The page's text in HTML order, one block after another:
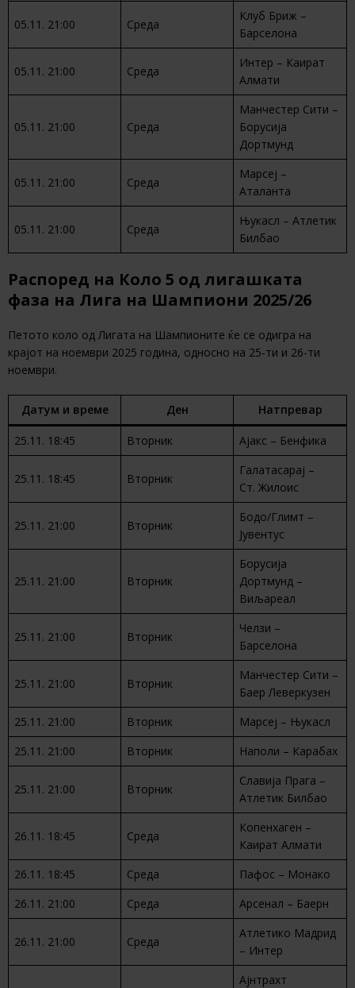
05.11. 21:00 Среда
Клуб Бриж –
Барселона
05.11. 21:00 Среда
Интер – Каират
Алмати
05.11. 21:00 Среда
Манчестер Сити –
Борусија
Дортмунд
05.11. 21:00 Среда
Марсеј –
Аталанта
05.11. 21:00 Среда
Њукасл – Атлетик
Билбао
Распоред на Коло 5 од лигашката
фаза на Лига на Шампиони 2025/26
Петото коло од Лигата на Шампионите ќе се одигра на
крајот на ноември 2025 година, односно на 25-ти и 26-ти
ноември.
Датум и време Ден Натпревар
25.11. 18:45 Вторник Ајакс – Бенфика
25.11. 18:45 Вторник
Галатасарај –
Ст. Жилоис
25.11. 21:00 Вторник
Бодо/Глимт –
Јувентус
25.11. 21:00 Вторник
Борусија
Дортмунд –
Виљареал
25.11. 21:00 Вторник
Челзи –
Барселона
25.11. 21:00 Вторник
Манчестер Сити –
Баер Леверкузен
25.11. 21:00
Вторник
Марсеј – Њукасл
25.11. 21:00
Вторник Наполи – Карабах
25.11. 21:00 Вторник
Славија Прага –
Атлетик Билбао
26.11. 18:45 Среда
Копенхаген –
Каират Алмати
26.11. 18:45
Среда
Пафос – Монако
26.11. 21:00
Среда Арсенал – Баерн
26.11. 21:00 Среда
Атлетико Мадрид
– Интер
Ајнтрахт